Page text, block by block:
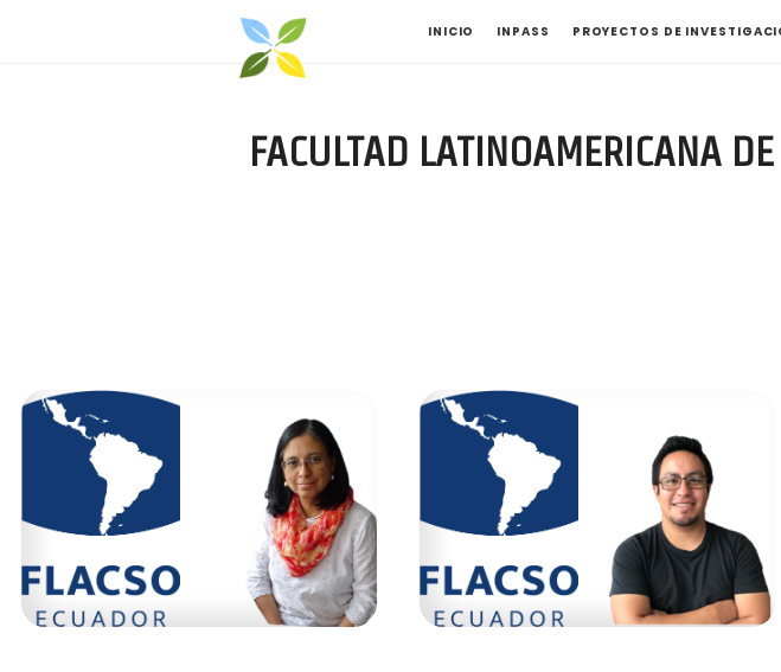
Mediación
Comunitaria
INICIO INPASS PROYECTOS DE
FACULTAD LATINOAMERICANA